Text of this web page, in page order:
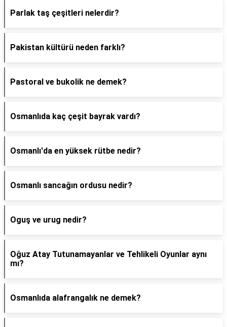
Parlak taş çeşitleri nelerdir?
Pakistan kültürü neden farklı?
Pastoral ve bukolik ne demek?
Osmanlıda kaç çeşit bayrak vardı?
Osmanlı'da en yüksek rütbe nedir?
Osmanlı sancağın ordusu nedir?
Oguş ve urug nedir?
Oğuz Atay Tutunamayanlar ve Tehlikeli Oyunlar aynı
mı?
Osmanlıda alafrangalık ne demek?